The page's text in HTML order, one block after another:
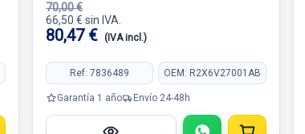
70,00 €
66,50 € sin IVA.
80,47 € (IVA incl.)
Ref: 7836489 OEM: R2X6V27001AB
Garantía 1 año Envío 24-48h